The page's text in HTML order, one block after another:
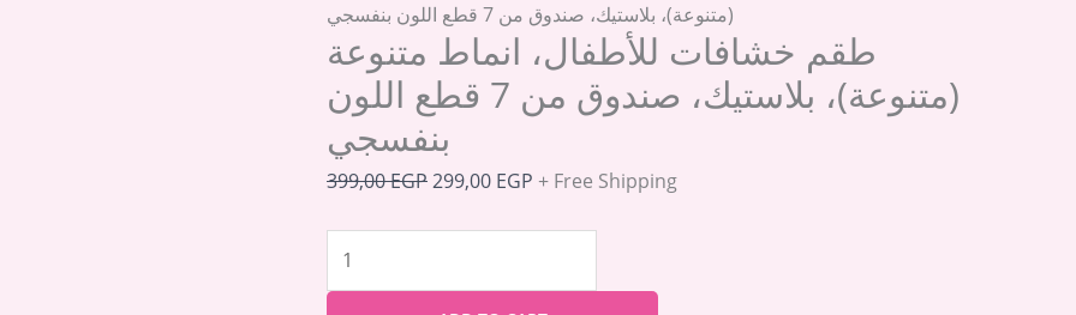
(متنوعة)، بلاستيك، صندوق من 7 قطع اللون بنفسجي
طقم خشافات للأطفال، انماط متنوعة
(متنوعة)، بلاستيك، صندوق من 7 قطع اللون
بنفسجي
399,00EGP299,00 EGP + Free Shipping
من
7
قطع
اللون
بنفسجي
quantity